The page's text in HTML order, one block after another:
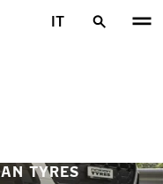
IT
TYRES